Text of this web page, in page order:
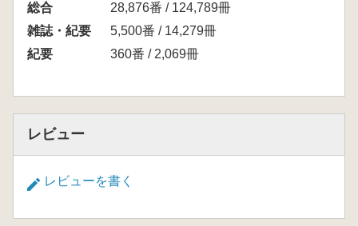
総合
28,876番 / 124,789冊
雑誌・紀要
5,500番 / 14,279冊
紀要
360番 / 2,069冊
レビュー
レビューを書く